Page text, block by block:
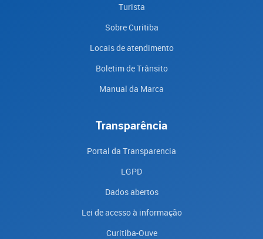
Turista
Sobre Curitiba
Locais de atendimento
Boletim de Trânsito
Manual da Marca
Transparência
Portal da Transparencia
LGPD
Dados abertos
Lei de acesso à informação
Curitiba-Ouve